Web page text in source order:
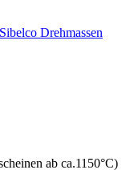
ab ca.1150°C)